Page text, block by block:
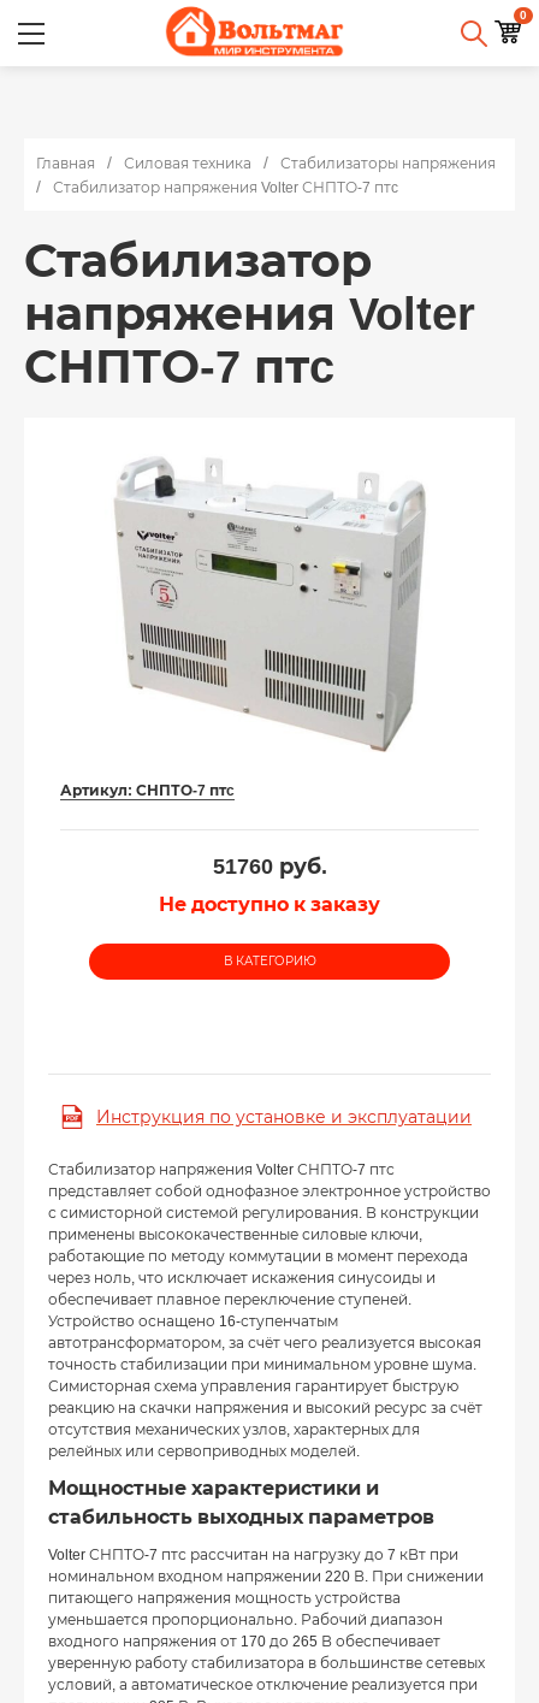
0
Главная Силовая техника
Стабилизаторы напряжения
Стабилизатор напряжения Volter СНПТО-7 птc
Стабилизатор
напряжения Volter
СНПТО-7 птc
Артикул: СНПТО-7 птc
51760руб.
Не доступно к заказу
В КАТЕГОРИЮ
Инструкция по установке и эксплуатации
Стабилизатор напряжения Volter СНПТО-7 птс
представляет собой однофазное электронное устройство
с симисторной системой регулирования. В конструкции
применены высококачественные силовые ключи,
работающие по методу коммутации в момент перехода
через ноль, что исключает искажения синусоиды и
обеспечивает плавное переключение ступеней.
Устройство оснащено 16-ступенчатым
автотрансформатором, за счёт чего реализуется высокая
точность стабилизации при минимальном уровне шума.
Симисторная схема управления гарантирует быструю
реакцию на скачки напряжения и высокий ресурс за счёт
отсутствия механических узлов, характерных для
релейных или сервоприводных моделей.
Мощностные характеристики и
стабильность выходных параметров
Volter СНПТО-7 птс рассчитан на нагрузку до 7 кВт при
номинальном входном напряжении 220 В. При снижении
питающего напряжения мощность устройства
уменьшается пропорционально. Рабочий диапазон
входного напряжения от 170 до 265 В обеспечивает
уверенную работу стабилизатора в большинстве сетевых
условий, а автоматическое отключение реализуется при